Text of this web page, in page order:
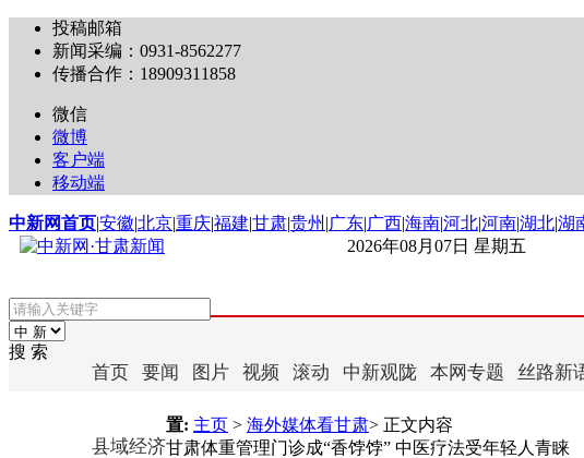
投稿邮箱
新闻采编：0931-8562277
传播合作：18909311858
微信
微博
客户端
移动端
中新网首页|安徽|北京|重庆|福建|甘肃|贵州 |广东|广西|海南|河北|河南|湖北|湖
2026年08月07日 星期五
搜 索
首页 要闻 图片 视频 滚动 中新观陇 本网专题 丝路新
县域经济
置: 主页 > 海外媒体看甘肃> 正文内容
甘肃体重管理门诊成“香饽饽” 中医疗法受年轻人青睐